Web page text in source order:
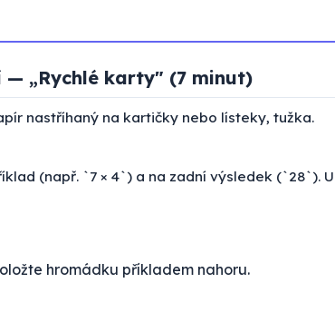
— „Rychlé karty" (7 minut)
nastříhaný na kartičky nebo lísteky, tužka.
(např. `7 × 4`) a na zadní výsledek (`28`).
hromádku příkladem nahoru.